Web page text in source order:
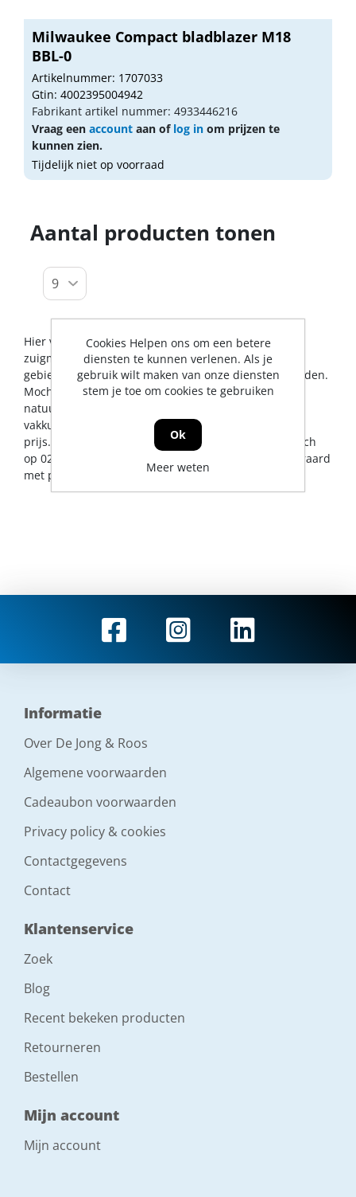
Milwaukee Compact bladblazer M18
BBL-0
Artikelnummer: 1707033
Gtin: 4002395004942
Fabrikant artikel nummer: 4933446216
Vraag een account aan of log in om prijzen te
kunnen zien.
Tijdelijk niet op voorraad
Aantal producten tonen
Hier vindt u alles op het gebied van blaas en
zuigmachines. De Jong & Roos BV probeert u op dit
gebied een zo breed mogelijk assortiment aan te bieden.
Mocht er toch een artikel ontbreken, dan kunt u
natuurlijk altijd contact met ons opnemen voor een
vakkundig advies en/of bestelling tegen een scherpe
prijs. U kunt ons bereiken viainfo@jrs.nl
of telefonisch
op 0224-273327. Wij leveren in heel Nederland, uiteraard
met professionele service en garantievoorwaarden.
Informatie
Over De Jong & Roos
Algemene voorwaarden
Cadeaubon voorwaarden
Privacy policy & cookies
Contactgegevens
Contact
Klantenservice
Zoek
Blog
Recent bekeken producten
Retourneren
Bestellen
Mijn account
Mijn account
Cookies Helpen ons om een betere
diensten te kunnen verlenen. Als je
gebruik wilt maken van onze diensten
stem je toe om cookies te gebruiken
Ok
Meer weten